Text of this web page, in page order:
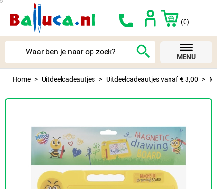
(0)
search MENU
Home Uitdeelcadeautjes Uitdeelcadeautjes vanaf € 3,00